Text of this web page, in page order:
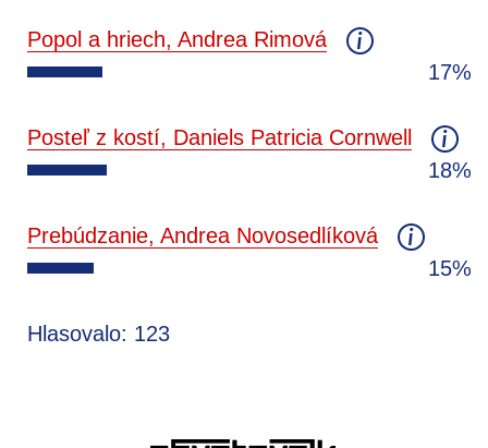
Popol a hriech, Andrea Rimová
17%
Posteľ z kostí, Daniels Patricia Cornwell
18%
Prebúdzanie, Andrea Novosedlíková
15%
Hlasovalo: 123